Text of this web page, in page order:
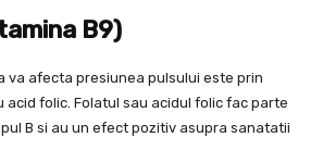
B9)
va afecta presiunea pulsului este prin
acid folic. Folatul sau acidul folic fac parte
B si au un efect pozitiv asupra sanatatii